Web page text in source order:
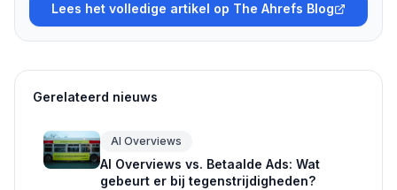
Lees het volledige artikel op The Ahrefs Blog
Gerelateerd nieuws
AI Overviews
AI Overviews vs. Betaalde Ads: Wat
gebeurt er bij tegenstrijdigheden?